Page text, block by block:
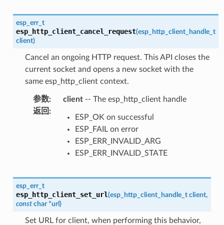
esp_err_t
esp_http_client_cancel_request(esp_http_client_handle_t
client)
Cancel an ongoing HTTP request. This API closes the
current socket and opens a new socket with the
same esp_http_client context.
参数: client-- The esp_http_client handle
返回 :
ESP_OK on successful
ESP_FAIL on error
ESP_ERR_INVALID_ARG
ESP_ERR_INVALID_STATE
esp_err_t
esp_http_client_set_url(esp_http_client_handle_t client,
const char *url )
Set URL for client, when performing this behavior,